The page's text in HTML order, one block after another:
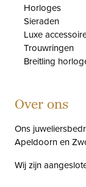
Horloges
Sieraden
Luxe
Trouwringen
Breitling
Over ons
Ons
Apeldoorn en
Wij zijn